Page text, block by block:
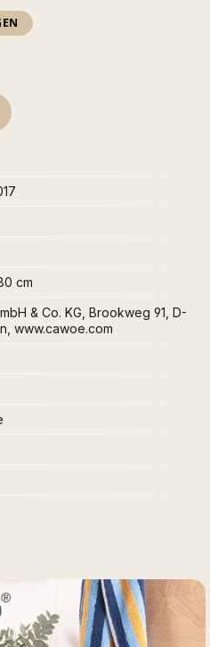
cm
& Co. KG, Brookweg 91, D-
www.cawoe.com